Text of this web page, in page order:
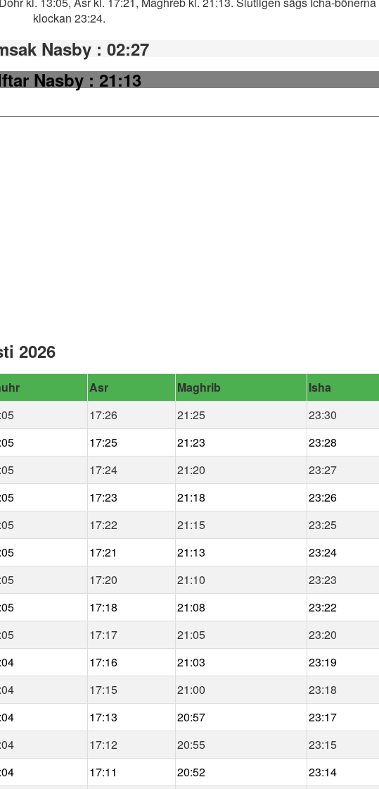
klockan 23:24.
Nasby : 02:27
Nasby: 21:13
2026
Asr Maghrib
Isha
17:26 21:25
23:30
17:25 21:23
23:28
17:24 21:20
23:27
17:23 21:18
23:26
17:22 21:15
23:25
17:21 21:13
23:24
17:20 21:10
23:23
17:18 21:08
23:22
17:17 21:05
23:20
17:16 21:03
23:19
17:15 21:00
23:18
17:13 20:57
23:17
17:12 20:55
23:15
17:11 20:52
23:14